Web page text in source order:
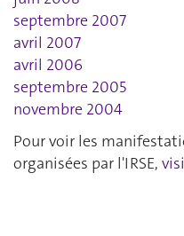
septembre 2007
avril 2007
avril 2006
septembre 2005
novembre 2004
Pour voir les
organisées par l'IRSE,